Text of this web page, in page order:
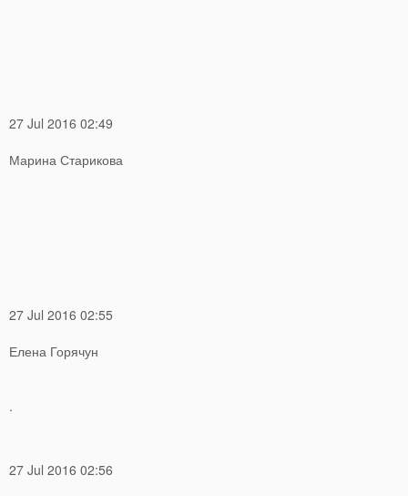
27 Jul 2016 02:49
Марина Старикова
27 Jul 2016 02:55
Елена Горячун
.
27 Jul 2016 02:56